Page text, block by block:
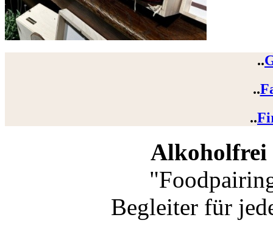
..
..
..
Alkoholfrei
Begleiter für